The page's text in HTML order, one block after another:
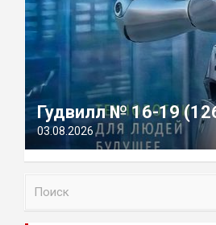
Гудвилл № 16-19
03.08.2026
и